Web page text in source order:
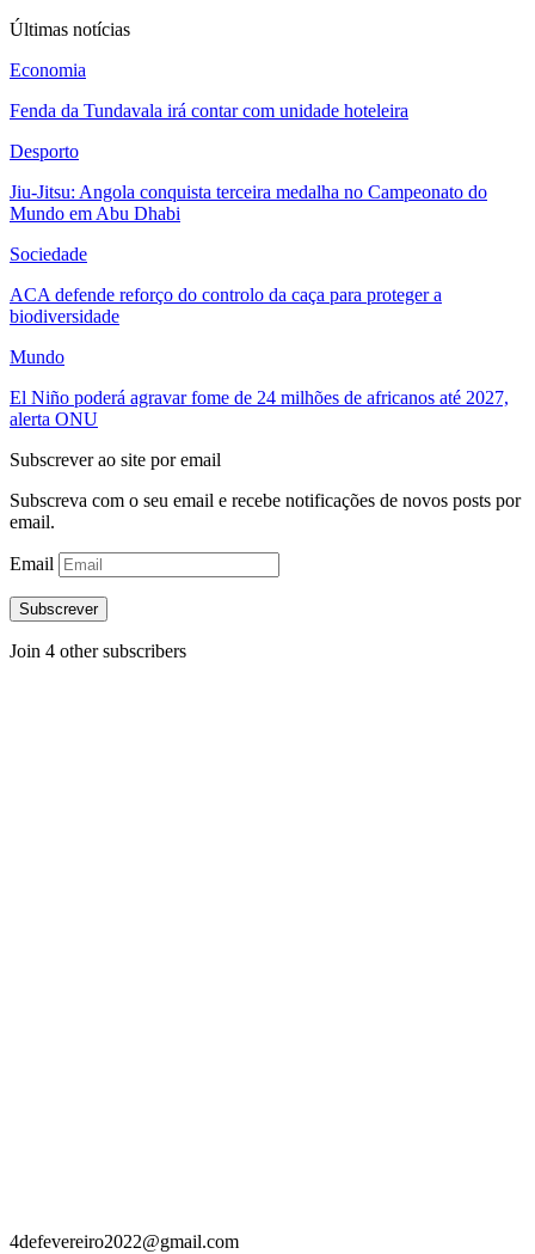
Últimas notícias
Economia
Fenda da Tundavala irá contar com unidade hoteleira
Desporto
Jiu-Jitsu: Angola conquista terceira medalha no Campeonato do
Mundo em Abu Dhabi
Sociedade
ACA defende reforço do controlo da caça para proteger a
biodiversidade
Mundo
El Niño poderá agravar fome de 24 milhões de africanos até 2027,
alerta ONU
Subscrever ao site por email
Subscreva com o seu email e recebe notificações de novos posts por
email.
Email
Subscrever
Join 4 other subscribers
4defevereiro2022@gmail.com